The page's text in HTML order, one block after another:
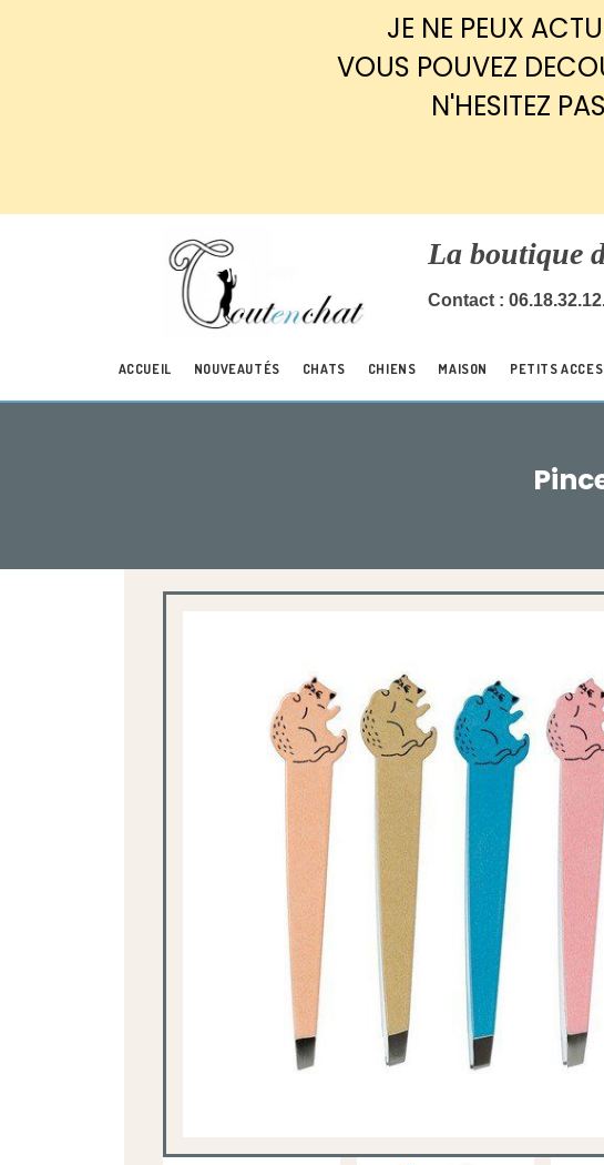
JE NE PEUX
VOUS POUVEZ
N'HESITEZ
La boutique
Contact :
ACCUEIL NOUVEAUTÉS CHATS CHIENS MAISON PETITS